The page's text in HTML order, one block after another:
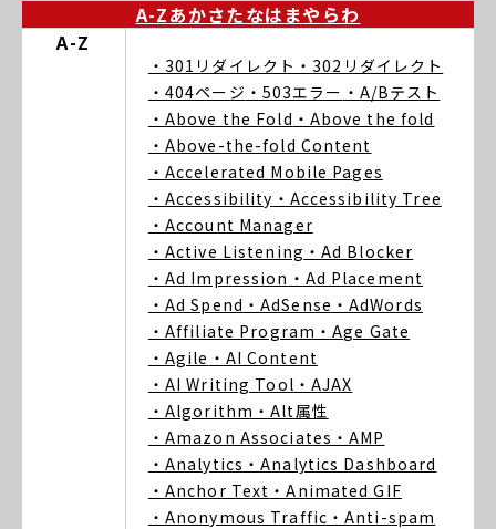
A-Zあかさたなは まや らわ
A-Z
・301リダイレクト ・302リダイレクト
・404ページ ・503エラー ・A/Bテスト
・Above the Fold ・Above the fold
・Above-the-fold Content
・Accelerated Mobile Pages
・Accessibility ・Accessibility Tree
・Account Manager
・Active Listening ・Ad Blocker
・Ad Impression ・Ad Placement
・Ad Spend ・AdSense ・AdWords
・Affiliate Program ・Age Gate
・Agile ・AI Content
・AI Writing Tool ・AJAX
・Algorithm ・Alt属性
・Amazon Associates ・AMP
・Analytics ・Analytics Dashboard
・Anchor Text ・Animated GIF
・Anonymous Traffic ・Anti-spam